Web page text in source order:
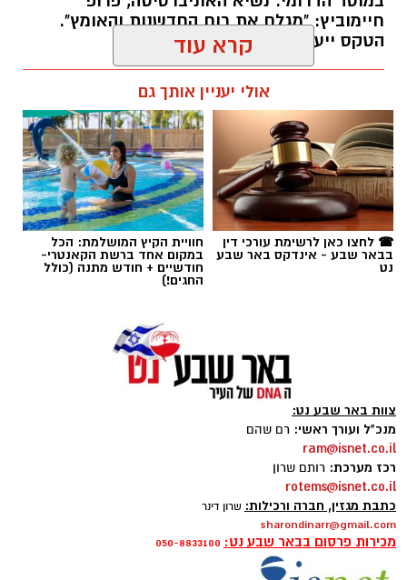
חיימוביץ: "מגלם את רוח החדשנות והאומץ".
הטקס ייערך באוקטובר הקרוב.
תגים:בן-גוריון
קרא עוד
אולי יעניין אותך גם
☎ לחצו כאן לרשימת עורכי דין
בבאר שבע - אינדקס באר שבע
נט
חוויית הקיץ המושלמת: הכל
במקום אחד ברשת הקאנטרי-
חודשיים + חודש מתנה (כולל
החגים!)
צוות באר שבע נט:
מנכ"ל ועורך ראשי: רם שהם
ram@isnet.co.il
רכז מערכת: רותם שרון
rotems@isnet.co.il
כתבת מגזין, חברה ורכילות: שרון דינר
sharondinarr@gmail.com
מכירות פרסום בבאר שבע נט: 050-8833100